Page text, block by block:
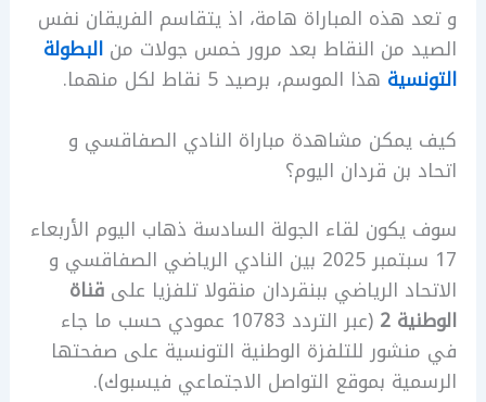
و تعد هذه المباراة هامة، اذ يتقاسم الفريقان نفس
الصيد من النقاط بعد مرور خمس جولات من البطولة
التونسية هذا الموسم، برصيد 5 نقاط لكل منهما.
كيف يمكن مشاهدة مباراة النادي الصفاقسي و
اتحاد بن قردان اليوم؟
سوف يكون لقاء الجولة السادسة ذهاب اليوم الأربعاء
17 سبتمبر 2025 بين النادي الرياضي الصفاقسي و
الاتحاد الرياضي ببنقردان منقولا تلفزيا على قناة
الوطنية 2
(عبر التردد 10783 عمودي حسب ما جاء
في منشور للتلفزة الوطنية التونسية على صفحتها
الرسمية بموقع التواصل الاجتماعي فيسبوك).